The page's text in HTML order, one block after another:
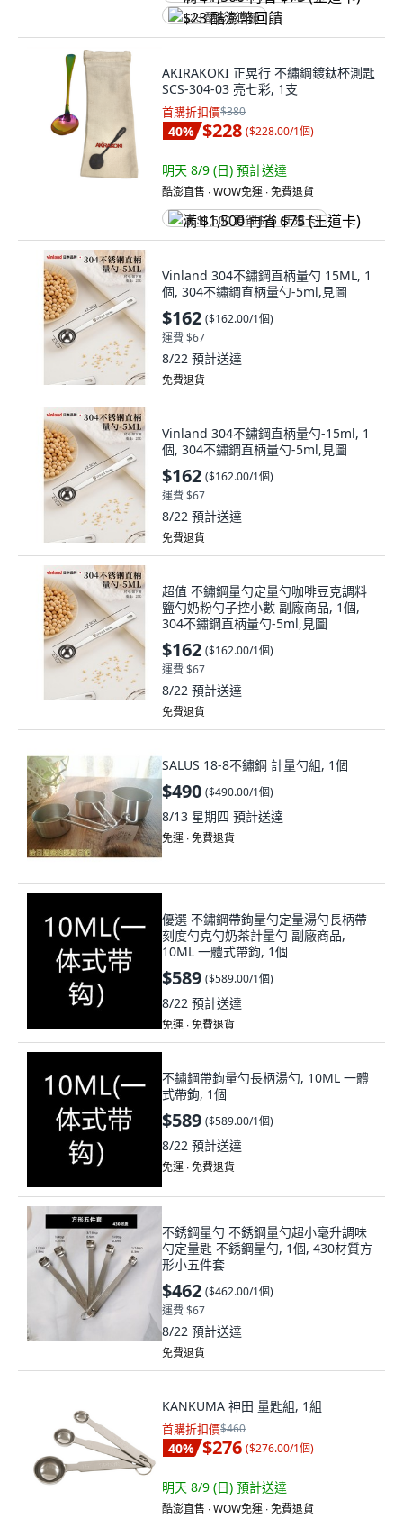
$23 酷澎幣回饋
AKIRAKOKI 正晃行 不繡鋼鍍鈦杯測匙
SCS-304-03 亮七彩, 1支
首購折扣價$380
40% $228 ($228.00/1個)
明天 8/9 (日) 預計送達
酷澎直售 ∙ WOW免運 ∙ 免費退貨
满 $1,500 再省 $75 (王道卡)
Vinland 304不鏽鋼直柄量勺 15ML, 1
個, 304不鏽鋼直柄量勺-5ml,見圖
$162 ($162.00/1個)
運費 $67
8/22 預計送達
免費退貨
Vinland 304不鏽鋼直柄量勺-15ml, 1
個, 304不鏽鋼直柄量勺-5ml,見圖
$162 ($162.00/1個)
運費 $67
8/22 預計送達
免費退貨
超值 不鏽鋼量勺定量勺咖啡豆克調料
鹽勺奶粉勺子控小數 副廠商品, 1個,
304不鏽鋼直柄量勺-5ml,見圖
$162 ($162.00/1個)
運費 $67
8/22 預計送達
免費退貨
SALUS 18-8不鏽鋼 計量勺組, 1個
$490 ($490.00/1個)
8/13 星期四 預計送達
免運 ∙ 免費退貨
優選 不鏽鋼帶鉤量勺定量湯勺長柄帶
刻度勺克勺奶茶計量勺 副廠商品,
10ML 一體式帶鉤, 1個
$589 ($589.00/1個)
8/22 預計送達
免運 ∙ 免費退貨
不鏽鋼帶鉤量勺長柄湯勺, 10ML 一體
式帶鉤, 1個
$589 ($589.00/1個)
8/22 預計送達
免運 ∙ 免費退貨
不銹鋼量勺 不銹鋼量勺超小毫升調味
勺定量匙 不銹鋼量勺, 1個, 430材質方
形小五件套
$462 ($462.00/1個)
運費 $67
8/22 預計送達
免費退貨
KANKUMA 神田 量匙組, 1組
首購折扣價$460
40% $276 ($276.00/1個)
明天 8/9 (日) 預計送達
酷澎直售 ∙ WOW免運 ∙ 免費退貨